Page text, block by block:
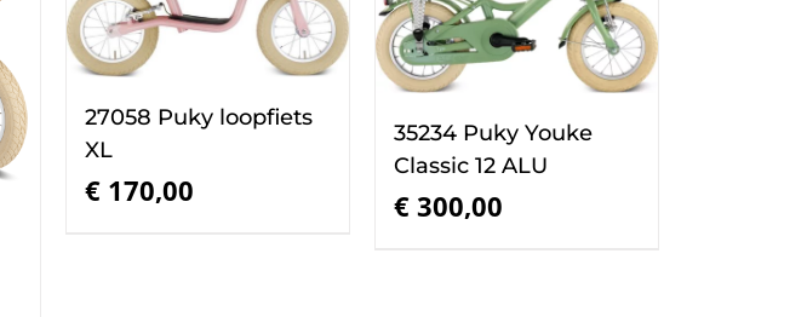
27058 Puky loopfiets
XL
€170,00
35234 Puky Youke
Classic 12 ALU
€300,00